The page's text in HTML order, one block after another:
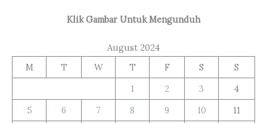
Klik Gambar Untuk Mengunduh
August 2024
M
T W T F S
S
1
2 3
4
5
6 7 8 9 10
11